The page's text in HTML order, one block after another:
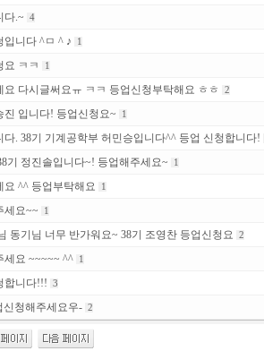
다.~ 4
입니다 ^ㅁ ^ ♪ 1
요 ㅋㅋ 1
요 다시글써요ㅠ ㅋㅋ 등업신청부탁해요 ㅎㅎ 2
진 입니다! 등업신청요~ 1
다. 38기 기계공학부 허민승입니다^^ 등업 신청합니다!
기 정진솔입니다~! 등업해주세요~ 1
요 ^^ 등업부탁해요 1
세요~~ 1
동기님 너무 반가워요~ 38기 조영찬 등업신청요 2
세요 ~~~~~ ^^ 1
합니다!!! 3
신청해주세요우- 2